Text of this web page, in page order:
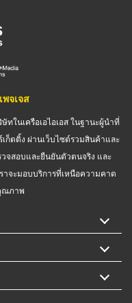
จเจส
ในเครือเอไอเอส ในฐานะผู้นำที่
ตติ้ง ผ่านเว็บไซต์รวมสินค้าและ
จสอบและยืนยันตัวตนจริง และ
จะมอบบริการที่เหนือความคาด
ณภาพ